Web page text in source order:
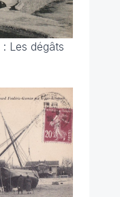
: Les dégâts